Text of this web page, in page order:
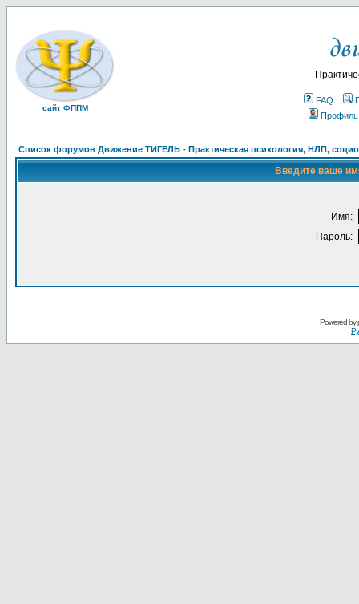
сайт ФППМ
FAQ
Профиль
Список форумов Движение ТИГЕЛЬ - Практическая психология, НЛП,
Введите ваше
Имя:
Пароль:
Powered by